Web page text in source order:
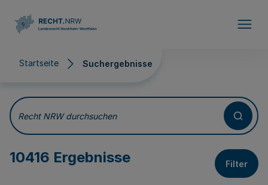
Startseite Suchergebnisse
Suchergebnisse
Recht NRW durchsuchen
10416 Ergebnisse Filter